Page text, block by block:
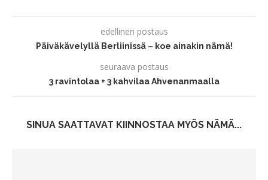
edellinen postaus
Päiväkävelyllä Berliinissä – koe ainakin nämä!
seuraava postaus
3 ravintolaa + 3 kahvilaa Ahvenanmaalla
SINUA SAATTAVAT KIINNOSTAA MYÖS NÄMÄ...